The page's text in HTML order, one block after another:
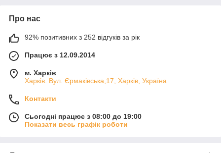
Про нас
92% позитивних з 252 відгуків за рік
Працює з 12.09.2014
м. Харків
Харків. Вул. Єрмаківська,17, Харків, Україна
Контакти
Сьогодні працює з 08:00 до 19:00
Показати весь графік роботи